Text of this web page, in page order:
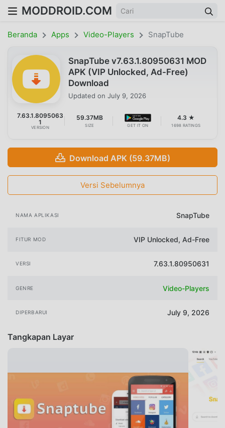
MODDROID.COM
Beranda Apps Video-Players SnapTube
SnapTube v7.63.1.80950631 MOD
APK (VIP Unlocked, Ad-Free)
Download
Updated on July 9, 2026
7.63.1.8095063
1
VERSION
59.37MB
SIZE GET IT ON
4.3 ★
1698 RATINGS
Download APK (59.37MB)
Versi Sebelumnya
NAMA APLIKASI SnapTube
FITUR MOD VIP Unlocked, Ad-Free
VERSI 7.63.1.80950631
GENRE Video-Players
DIPERBARUI July 9, 2026
Tangkapan Layar